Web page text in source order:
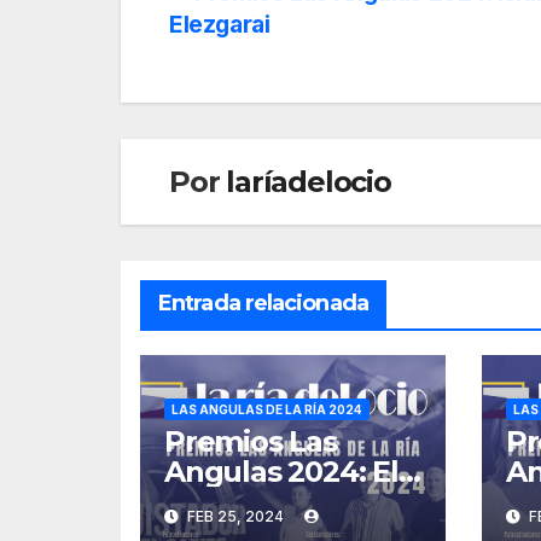
Elezgarai
Por laríadelocio
Entrada relacionada
LAS ANGULAS DE LA RÍA 2024
Premios Las
Angulas 2024: El
Conquis
FEB 25, 2024
LAS